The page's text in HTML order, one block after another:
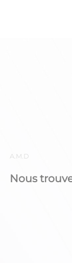
A.M.D
Nous